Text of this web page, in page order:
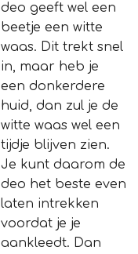
deo geeft wel een
beetje een witte
waas. Dit trekt snel
in, maar heb je
een donkerdere
huid, dan zul je de
witte waas wel een
tijdje blijven zien.
Je kunt daarom de
deo het beste even
laten intrekken
voordat je je
aankleedt. Dan